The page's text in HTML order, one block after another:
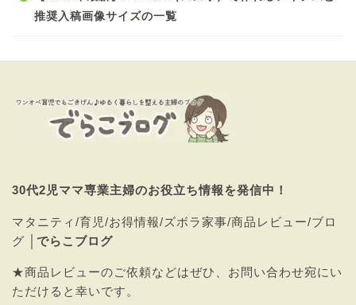
推奨入稿画像サイズの一覧
30代2児ママ専業主婦のお役立ち情報を発信中！
マタニティ/育児/お得情報/ズボラ家事/商品レビュー/ブロ
グ │ でらこブログ
★商品レビューのご依頼などはぜひ、 お問い合わせ宛にい
ただけると幸いです。